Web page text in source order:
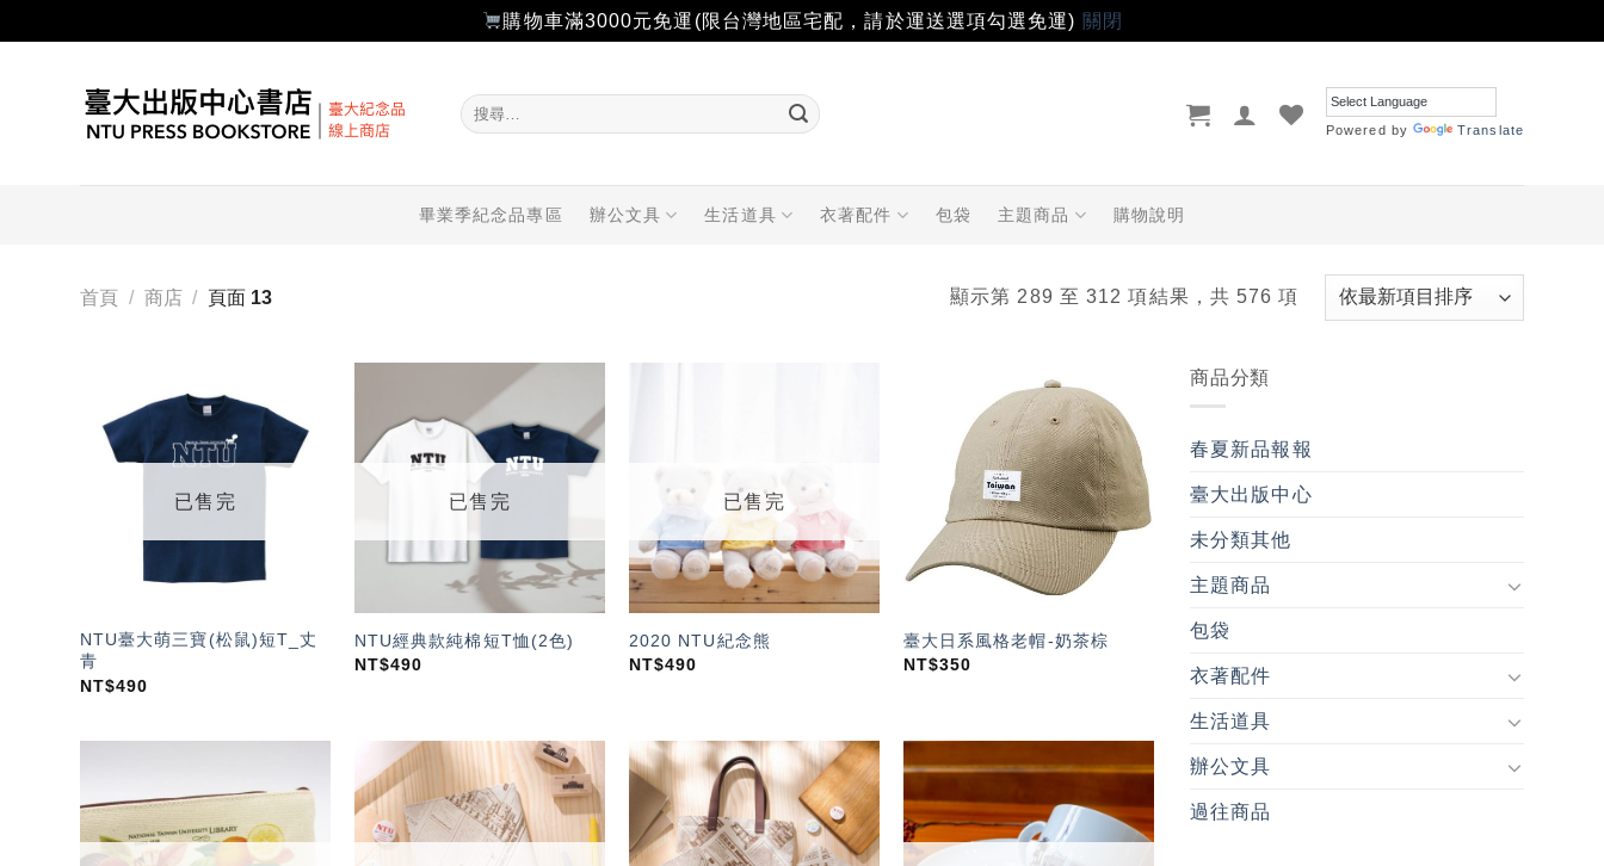
購物車滿3000元免運(限台灣地區宅配，請於運送選項勾選免運) 關閉
搜
尋
Powered by Translate
畢業季紀念品專區 辦公文具 生活道具 衣著配件 包袋 主題商品 購物說明
首頁 / 商店 / 頁面 13 顯示第 289 至 312 項結果，共 576 項
加入
「願
望輕
已售完
NTU臺大萌三寶(松鼠)短T_丈
青
NT$490
加入
「願
望輕
單」
已售完
NTU經典款純棉短T恤(2色)
NT$490
已售完
2020 NTU紀念熊
NT$490
加入
「願
望輕
單」
臺大日系風格老帽-奶茶棕
NT$350
望輕
加入
望輕
加入
「願
望輕
單」
加入
「願
望輕
商品分類
春夏新品報報
臺大出版中心
未分類其他
主題商品
包袋
衣著配件
生活道具
辦公文具
過往商品